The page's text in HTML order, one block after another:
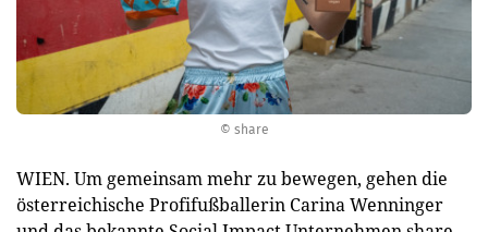
© share
WIEN. Um gemeinsam mehr zu bewegen, gehen die
österreichische Profifußballerin Carina Wenninger